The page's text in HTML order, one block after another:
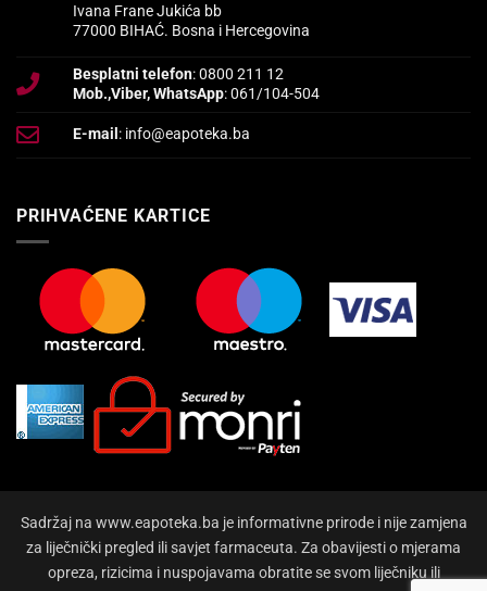
Ivana Frane Jukića bb
77000 BIHAĆ. Bosna i Hercegovina
Besplatni telefon: 0800 211 12
Mob.,Viber, WhatsApp: 061/104-504
E-mail : info@eapoteka.ba
PRIHVAĆENE KARTICE
Sadržaj na www.eapoteka.ba je informativne prirode i nije zamjena
za liječnički pregled ili savjet farmaceuta. Za obavijesti o mjerama
opreza, rizicima i nuspojavama obratite se svom liječniku ili